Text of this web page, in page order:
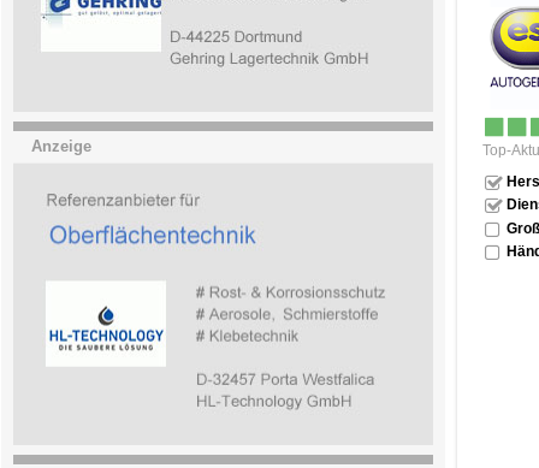
Anzeige
Top-